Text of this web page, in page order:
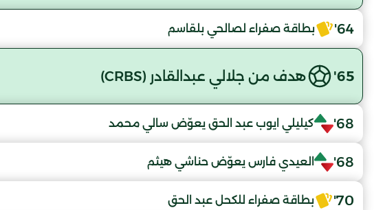
64' بطاقة صفراء لصالحي بلقاسم
65' هدف من جلالي عبدالقادر (CRBS)
68' كيليلي ايوب عبد الحق يعوّض سالي محمد
68' العيدي فارس يعوّض حناشي هيثم
70' بطاقة صفراء للكحل عبد الحق